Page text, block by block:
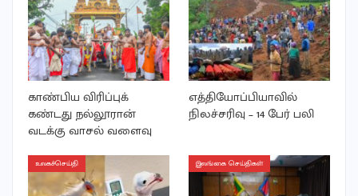
காண்பிய விரிப்புக்
கண்டது நல்லூரான்
வடக்கு வாசல் வளைவு
எத்தியோப்பியாவில்
நிலச்சரிவு – 14 பேர் பலி
உலகச்செய்தி இலங்கை செய்திகள்